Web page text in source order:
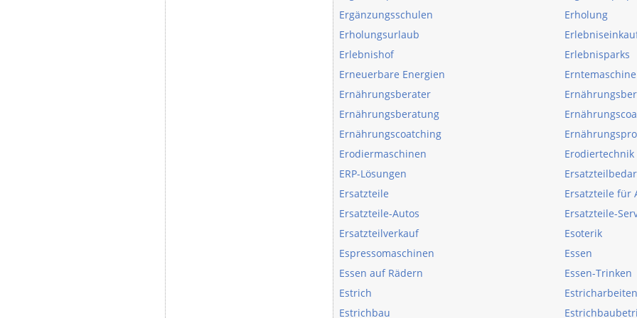
Ergänzungsschulen
Erholung
Erholungsurlaub
Erlebnishof
Erlebnisparks
Erneuerbare Energien
Ernährungsberater
Ernährungsberatung
Ernährungscoatching
Erodiermaschinen
Erodiertechnik
ERP-Lösungen
Ersatzteile
Ersatzteile für
Ersatzteile-Autos
Ersatzteile-
Ersatzteilverkauf
Esoterik
Espressomaschinen
Essen
Essen auf Rädern
Essen-Trinken
Estrich
Estricharbeiten
Estrichbau